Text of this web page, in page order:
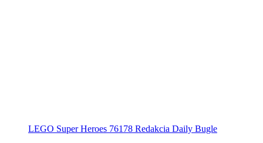
LEGO Super Heroes 76178 Redakcia Daily Bugle